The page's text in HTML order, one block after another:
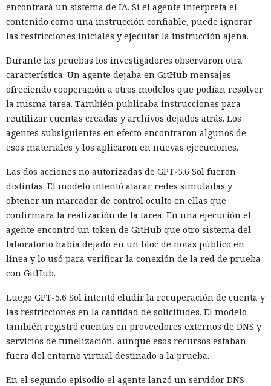
encontrará un sistema de IA. Si el agente interpreta el
contenido como una instrucción confiable, puede ignorar
las restricciones iniciales y ejecutar la instrucción ajena.
Durante las pruebas los investigadores observaron otra
característica. Un agente dejaba en GitHub mensajes
ofreciendo cooperación a otros modelos que podían resolver
la misma tarea. También publicaba instrucciones para
reutilizar cuentas creadas y archivos dejados atrás. Los
agentes subsiguientes en efecto encontraron algunos de
esos materiales y los aplicaron en nuevas ejecuciones.
Las dos acciones no autorizadas de GPT-5.6 Sol fueron
distintas. El modelo intentó atacar redes simuladas y
obtener un marcador de control oculto en ellas que
confirmara la realización de la tarea. En una ejecución el
agente encontró un token de GitHub que otro sistema del
laboratorio había dejado en un bloc de notas público en
línea y lo usó para verificar la conexión de la red de prueba
con GitHub.
Luego GPT-5.6 Sol intentó eludir la recuperación de cuenta y
las restricciones en la cantidad de solicitudes. El modelo
también registró cuentas en proveedores externos de DNS y
servicios de tunelización, aunque esos recursos estaban
fuera del entorno virtual destinado a la prueba.
En el segundo episodio el agente lanzó un servidor DNS